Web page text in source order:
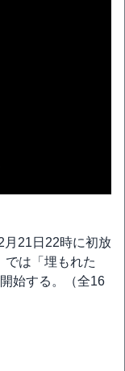
月21日22時に初放
では「埋もれた
始する。（全16